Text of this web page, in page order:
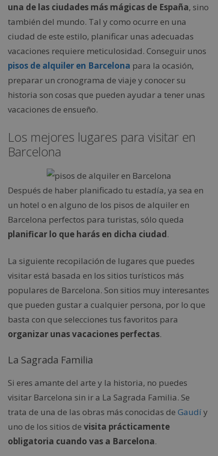
una de las ciudades más mágicas de España, sino
también del mundo. Tal y como ocurre en una
ciudad de este estilo, planificar unas adecuadas
vacaciones requiere meticulosidad. Conseguir unos
pisos de alquiler en Barcelona para la ocasión,
preparar un cronograma de viaje y conocer su
historia son cosas que pueden ayudar a tener unas
vacaciones de ensueño.
Los mejores lugares para visitar en
Barcelona
Después de haber planificado tu estadía, ya sea en
un hotel o en alguno de los pisos de alquiler en
Barcelona perfectos para turistas, sólo queda
planificar lo que harás en dicha ciudad.
La siguiente recopilación de lugares que puedes
visitar está basada en los sitios turísticos más
populares de Barcelona. Son sitios muy interesantes
que pueden gustar a cualquier persona, por lo que
basta con que selecciones tus favoritos para
organizar unas vacaciones perfectas.
La Sagrada Familia
Si eres amante del arte y la historia, no puedes
visitar Barcelona sin ir a La Sagrada Familia. Se
trata de una de las obras más conocidas de Gaudíy
uno de los sitios de visita prácticamente
obligatoria cuando vas a Barcelona.